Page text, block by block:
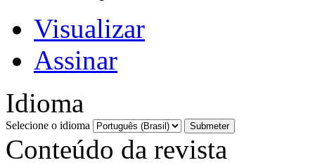
Visualizar
Assinar
Idioma
Selecione o idioma
Conteúdo da revista